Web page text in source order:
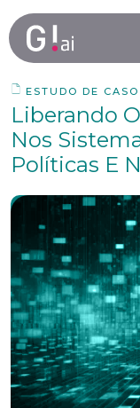
ESTUDO DE CASO
Liberando
Nos
Políticas E